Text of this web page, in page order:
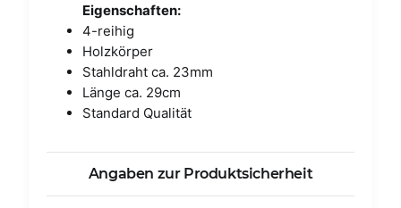
Eigenschaften:
4-reihig
Holzkörper
Stahldraht ca. 23mm
Länge ca. 29cm
Standard Qualität
Angaben zur Produktsicherheit